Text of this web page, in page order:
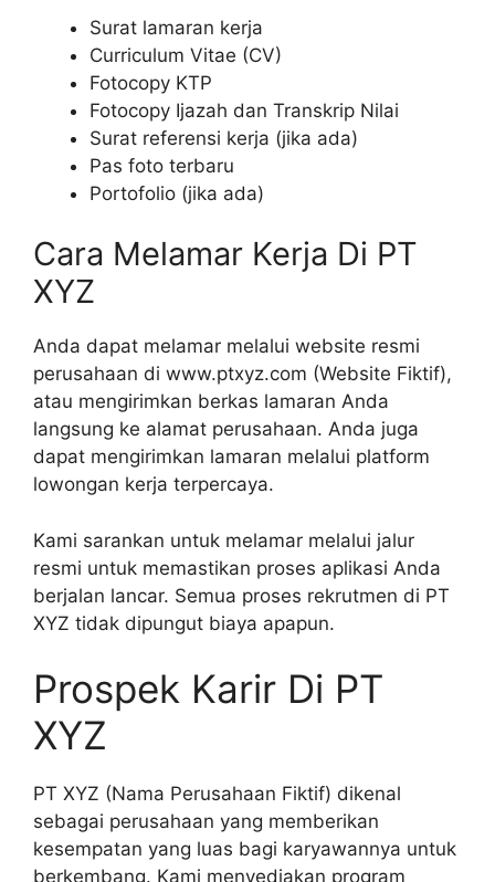
Surat lamaran kerja
Curriculum Vitae (CV)
Fotocopy KTP
Fotocopy Ijazah dan Transkrip Nilai
Surat referensi kerja (jika ada)
Pas foto terbaru
Portofolio (jika ada)
Cara Melamar Kerja Di PT
XYZ
Anda dapat melamar melalui website resmi
perusahaan di www.ptxyz.com (Website Fiktif),
atau mengirimkan berkas lamaran Anda
langsung ke alamat perusahaan. Anda juga
dapat mengirimkan lamaran melalui platform
lowongan kerja terpercaya.
Kami sarankan untuk melamar melalui jalur
resmi untuk memastikan proses aplikasi Anda
berjalan lancar. Semua proses rekrutmen di PT
XYZ tidak dipungut biaya apapun.
Prospek Karir Di PT
XYZ
PT XYZ (Nama Perusahaan Fiktif) dikenal
sebagai perusahaan yang memberikan
kesempatan yang luas bagi karyawannya untuk
berkembang. Kami menyediakan program